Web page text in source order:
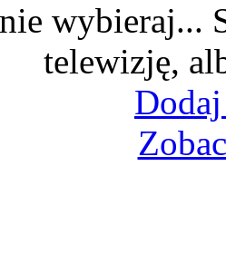
wybieraj...
telewizję,